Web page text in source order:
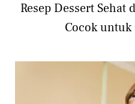
Resep Dessert Sehat
Cocok